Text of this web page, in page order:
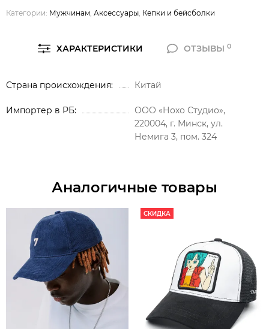
Категории: Мужчинам, Аксессуары, Кепки и бейсболки
ХАРАКТЕРИСТИКИ ОТЗЫВЫ0
Страна происхождения Китай
Импортер в РБ
ООО «Нохо Студио»,
220004, г. Минск, ул.
Немига 3, пом. 324
Аналогичные товары
СКИДКА